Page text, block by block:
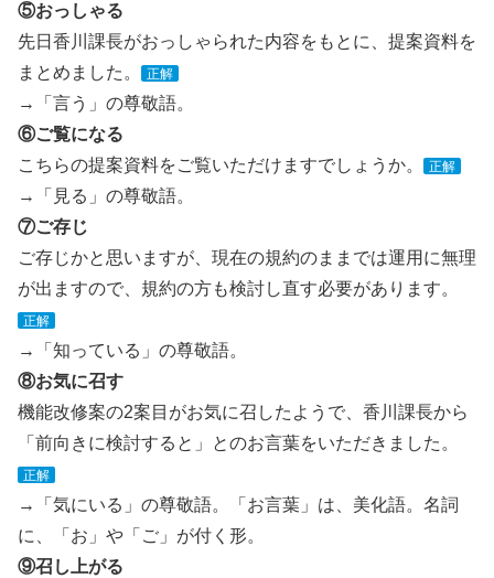
⑤おっしゃる
先日香川課長がおっしゃられた内容をもとに、提案資料を
まとめました。
正解
→「言う」の尊敬語。
⑥ご覧になる
こちらの提案資料をご覧いただけますでしょうか。
正解
→「見る」の尊敬語。
⑦ご存じ
ご存じかと思いますが、現在の規約のままでは運用に無理
が出ますので、規約の方も検討し直す必要があります。
正解
→「知っている」の尊敬語。
⑧お気に召す
機能改修案の2案目がお気に召したようで、香川課長から
「前向きに検討すると」とのお言葉をいただきました。
正解
→「気にいる」の尊敬語。「お言葉」は、美化語。名詞
に、「お」や「ご」が付く形。
⑨召し上がる